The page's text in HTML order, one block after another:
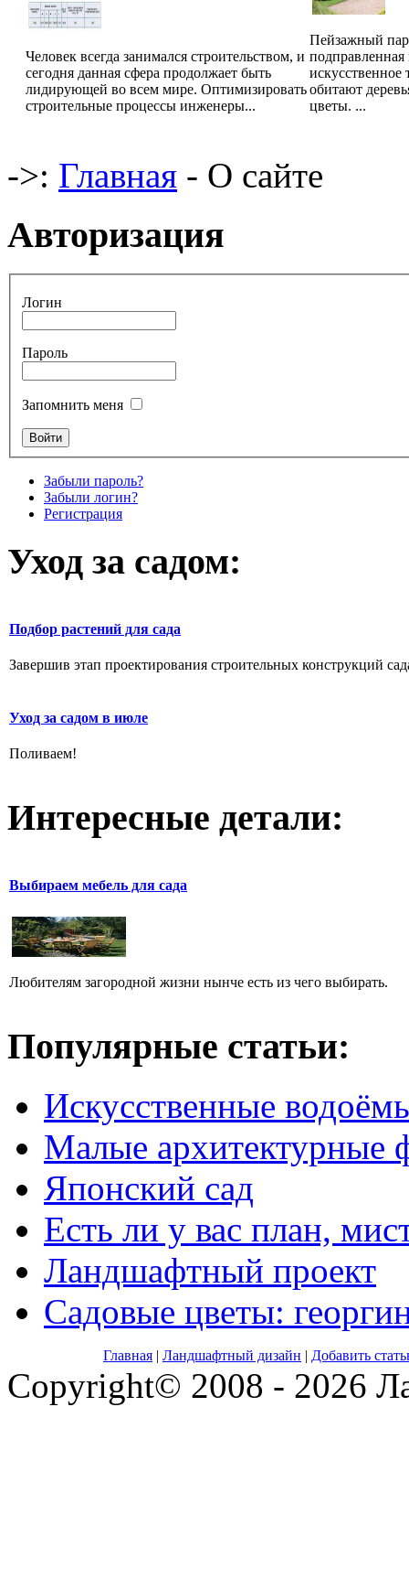
Человек всегда занимался строительством, и
сегодня данная сфера продолжает быть
лидирующей во всем мире. Оптимизировать
строительные процессы инженеры...
Пейзажный
искусственное
обитают
цветы. ...
->: Главная - О сайте
Авторизация
Логин
Пароль
Запомнить меня
Забыли пароль?
Забыли логин?
Регистрация
Уход за садом:
Подбор растений для сада
Завершив этап проектирования строительных конструкций
Уход за садом в июле
Поливаем!
Интересные детали:
Выбираем мебель для сада
Любителям загородной жизни нынче есть из чего выбирать.
Популярные статьи:
Искусственные
Малые архитектурные
Японский сад
Есть ли у вас план,
Ландшафтный проект
Садовые цветы:
Главная | Ландшафтный дизайн | Добавить
Copyright© 2008 - 2026